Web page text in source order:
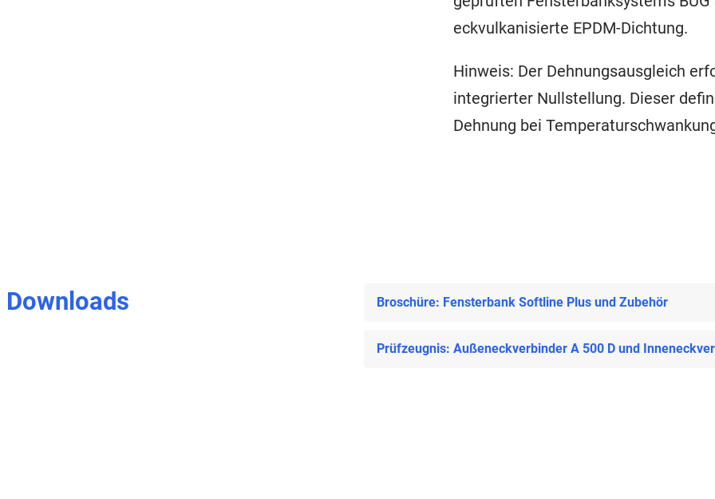
eckvulkanisierte EPDM-Dichtung.
Hinweis: Der Dehnungsausgleich
integrierter Nullstellung. Dieser
Dehnung bei
Downloads Broschüre: Fensterbank Softline Plus und Zubehör
Prüfzeugnis: Außeneckverbinder A 500 D und